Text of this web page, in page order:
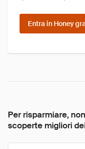
Entra in Honey
Per risparmiare,
scoperte migliori